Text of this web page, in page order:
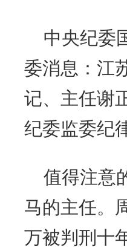
中央纪委
委消息：江
记、主任谢
纪委监委纪
值得注意
马的主任。
万被判刑十